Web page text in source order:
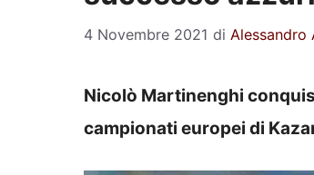
4 Novembre 2021 di Alessandro
Nicolò Martinenghi
campionati europei di